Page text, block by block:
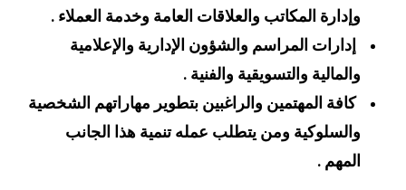
وإدارة المكاتب والعلاقات العامة وخدمة العملاء .
إدارات المراسم والشؤون الإدارية والإعلامية
والمالية والتسويقية والفنية .
كافة المهتمين والراغبين بتطوير مهاراتهم الشخصية
والسلوكية ومن يتطلب عمله تنمية هذا الجانب
المهم .